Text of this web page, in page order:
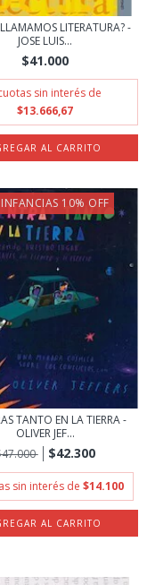
LITERATURA? -
JOSE LUIS...
$41.000
sin interés de
$13.666,67
10% OFF
TANTO EN LA TIERRA -
OLIVER JEF...
$42.300
sin interés de $14.100